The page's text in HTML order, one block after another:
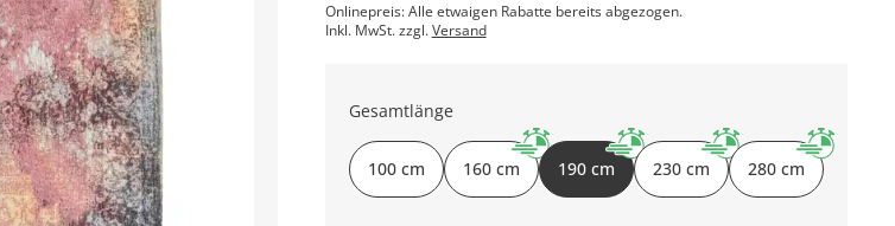
Onlinepreis: Alle etwaigen Rabatte bereits abgezogen.
Inkl. MwSt. zzgl.Versand
Gesamtlänge
100 cm 160 cm 190 cm 230 cm 280 cm